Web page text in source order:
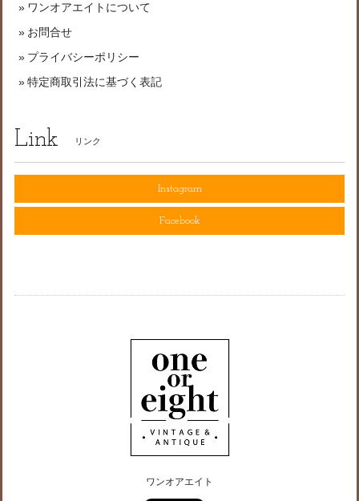
ワンオアエイトについて
お問合せ
プライバシーポリシー
特定商取引法に基づく表記
Link リンク
Instagram
Facebook
ワンオアエイト